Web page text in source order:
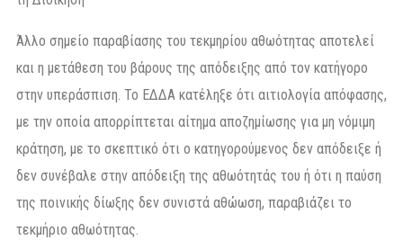
Άλλο σημείο παραβίασης του τεκμηρίου αθωότητας αποτελεί
και η μετάθεση του βάρους της απόδειξης από τον κατήγορο
στην υπεράσπιση. Το ΕΔΔΑ κατέληξε ότι αιτιολογία απόφασης,
με την οποία απορρίπτεται αίτημα αποζημίωσης για μη νόμιμη
κράτηση, με το σκεπτικό ότι ο κατηγορούμενος δεν απόδειξε ή
δεν συνέβαλε στην απόδειξη της αθωότητάς του ή ότι η παύση
της ποινικής δίωξης δεν συνιστά αθώωση, παραβιάζει το
τεκμήριο αθωότητας.